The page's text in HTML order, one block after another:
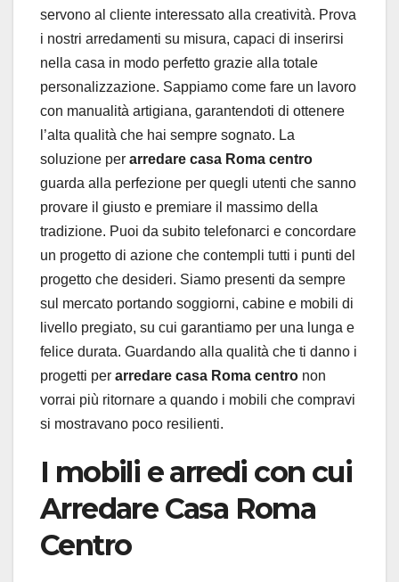
servono al cliente interessato alla creatività. Prova
i nostri arredamenti su misura, capaci di inserirsi
nella casa in modo perfetto grazie alla totale
personalizzazione. Sappiamo come fare un lavoro
con manualità artigiana, garantendoti di ottenere
l’alta qualità che hai sempre sognato. La
soluzione per arredare casa Roma centro
guarda alla perfezione per quegli utenti che sanno
provare il giusto e premiare il massimo della
tradizione. Puoi da subito telefonarci e concordare
un progetto di azione che contempli tutti i punti del
progetto che desideri. Siamo presenti da sempre
sul mercato portando soggiorni, cabine e mobili di
livello pregiato, su cui garantiamo per una lunga e
felice durata. Guardando alla qualità che ti danno i
progetti per arredare casa Roma centro non
vorrai più ritornare a quando i mobili che compravi
si mostravano poco resilienti.
I mobili e arredi con cui
Arredare Casa Roma
Centro